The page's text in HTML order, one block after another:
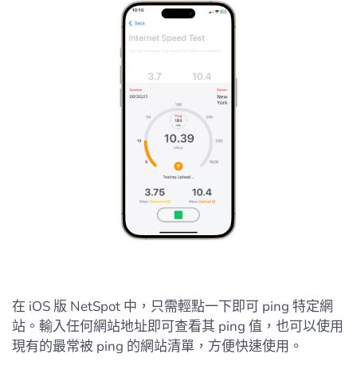
在 iOS 版 NetSpot 中，只需輕點一下即可 ping 特定網
站。輸入任何網站地址即可查看其 ping 值，也可以使用
現有的最常被 ping 的網站清單，方便快速使用。